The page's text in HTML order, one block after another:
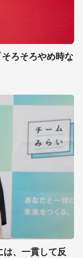
ろそろやめ時な
、一貫して反